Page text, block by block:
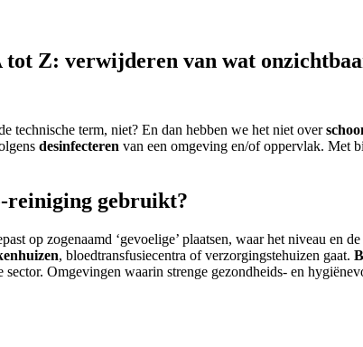
Z: verwijderen van wat
technische term, niet? En dan hebben we het niet over
desinfecteren van een omgeving en/of oppervlak. Met
reiniging gebruikt?
op zogenaamd ‘gevoelige’ plaatsen, waar het niveau
, bloedtransfusiecentra of verzorgingstehuizen gaat.
Omgevingen waarin strenge gezondheids- en